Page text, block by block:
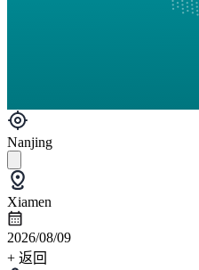
Nanjing
Xiamen
2026/08/09
+ 返回